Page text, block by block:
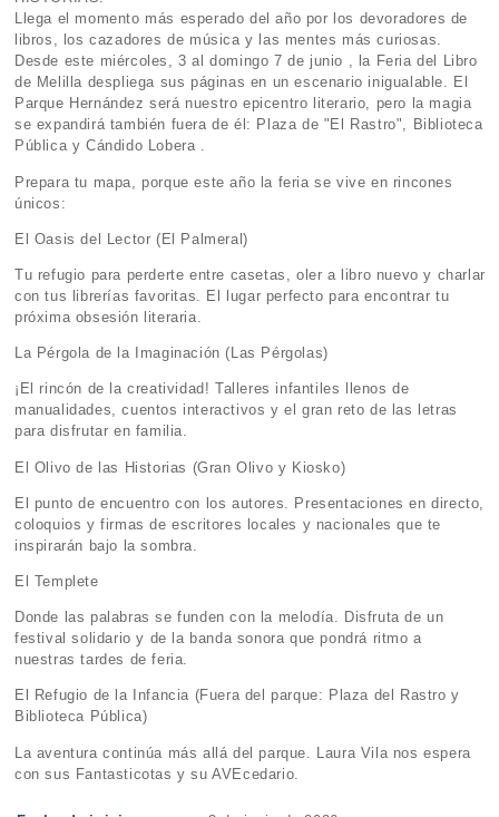
Llega el momento más esperado del año por los devoradores de
libros, los cazadores de música y las mentes más curiosas.
Desde este miércoles, 3 al domingo 7 de junio , la Feria del Libro
de Melilla despliega sus páginas en un escenario inigualable. El
Parque Hernández será nuestro epicentro literario, pero la magia
se expandirá también fuera de él: Plaza de "El Rastro", Biblioteca
Pública y Cándido Lobera .
Prepara tu mapa, porque este año la feria se vive en rincones
únicos:
El Oasis del Lector (El Palmeral)
Tu refugio para perderte entre casetas, oler a libro nuevo y charlar
con tus librerías favoritas. El lugar perfecto para encontrar tu
próxima obsesión literaria.
La Pérgola de la Imaginación (Las Pérgolas)
¡El rincón de la creatividad! Talleres infantiles llenos de
manualidades, cuentos interactivos y el gran reto de las letras
para disfrutar en familia.
El Olivo de las Historias (Gran Olivo y Kiosko)
El punto de encuentro con los autores. Presentaciones en directo,
coloquios y firmas de escritores locales y nacionales que te
inspirarán bajo la sombra.
El Templete
Donde las palabras se funden con la melodía. Disfruta de un
festival solidario y de la banda sonora que pondrá ritmo a
nuestras tardes de feria.
El Refugio de la Infancia (Fuera del parque: Plaza del Rastro y
Biblioteca Pública)
La aventura continúa más allá del parque. Laura Vila nos espera
con sus Fantasticotas y su AVEcedario.